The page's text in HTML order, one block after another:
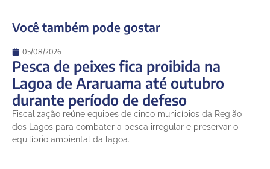
Você também pode gostar
05/08/2026
Pesca de peixes fica proibida na
Lagoa de Araruama até outubro
durante período de defeso
Fiscalização reúne equipes de cinco municípios da Região
dos Lagos para combater a pesca irregular e preservar o
equilíbrio ambiental da lagoa.